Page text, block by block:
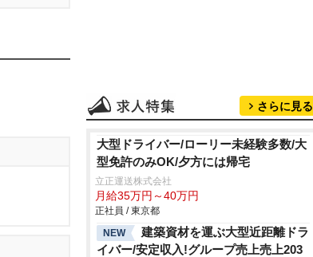
さらに見る
大型ドライバー/ローリー未経験多数/大
型免許のみOK/夕方には帰宅
立正運送株式会社
月給35万円～40万円
正社員 / 東京都
NEW
建築資材を運ぶ大型近距離ドラ
イバー/安定収入!グループ売上売上203